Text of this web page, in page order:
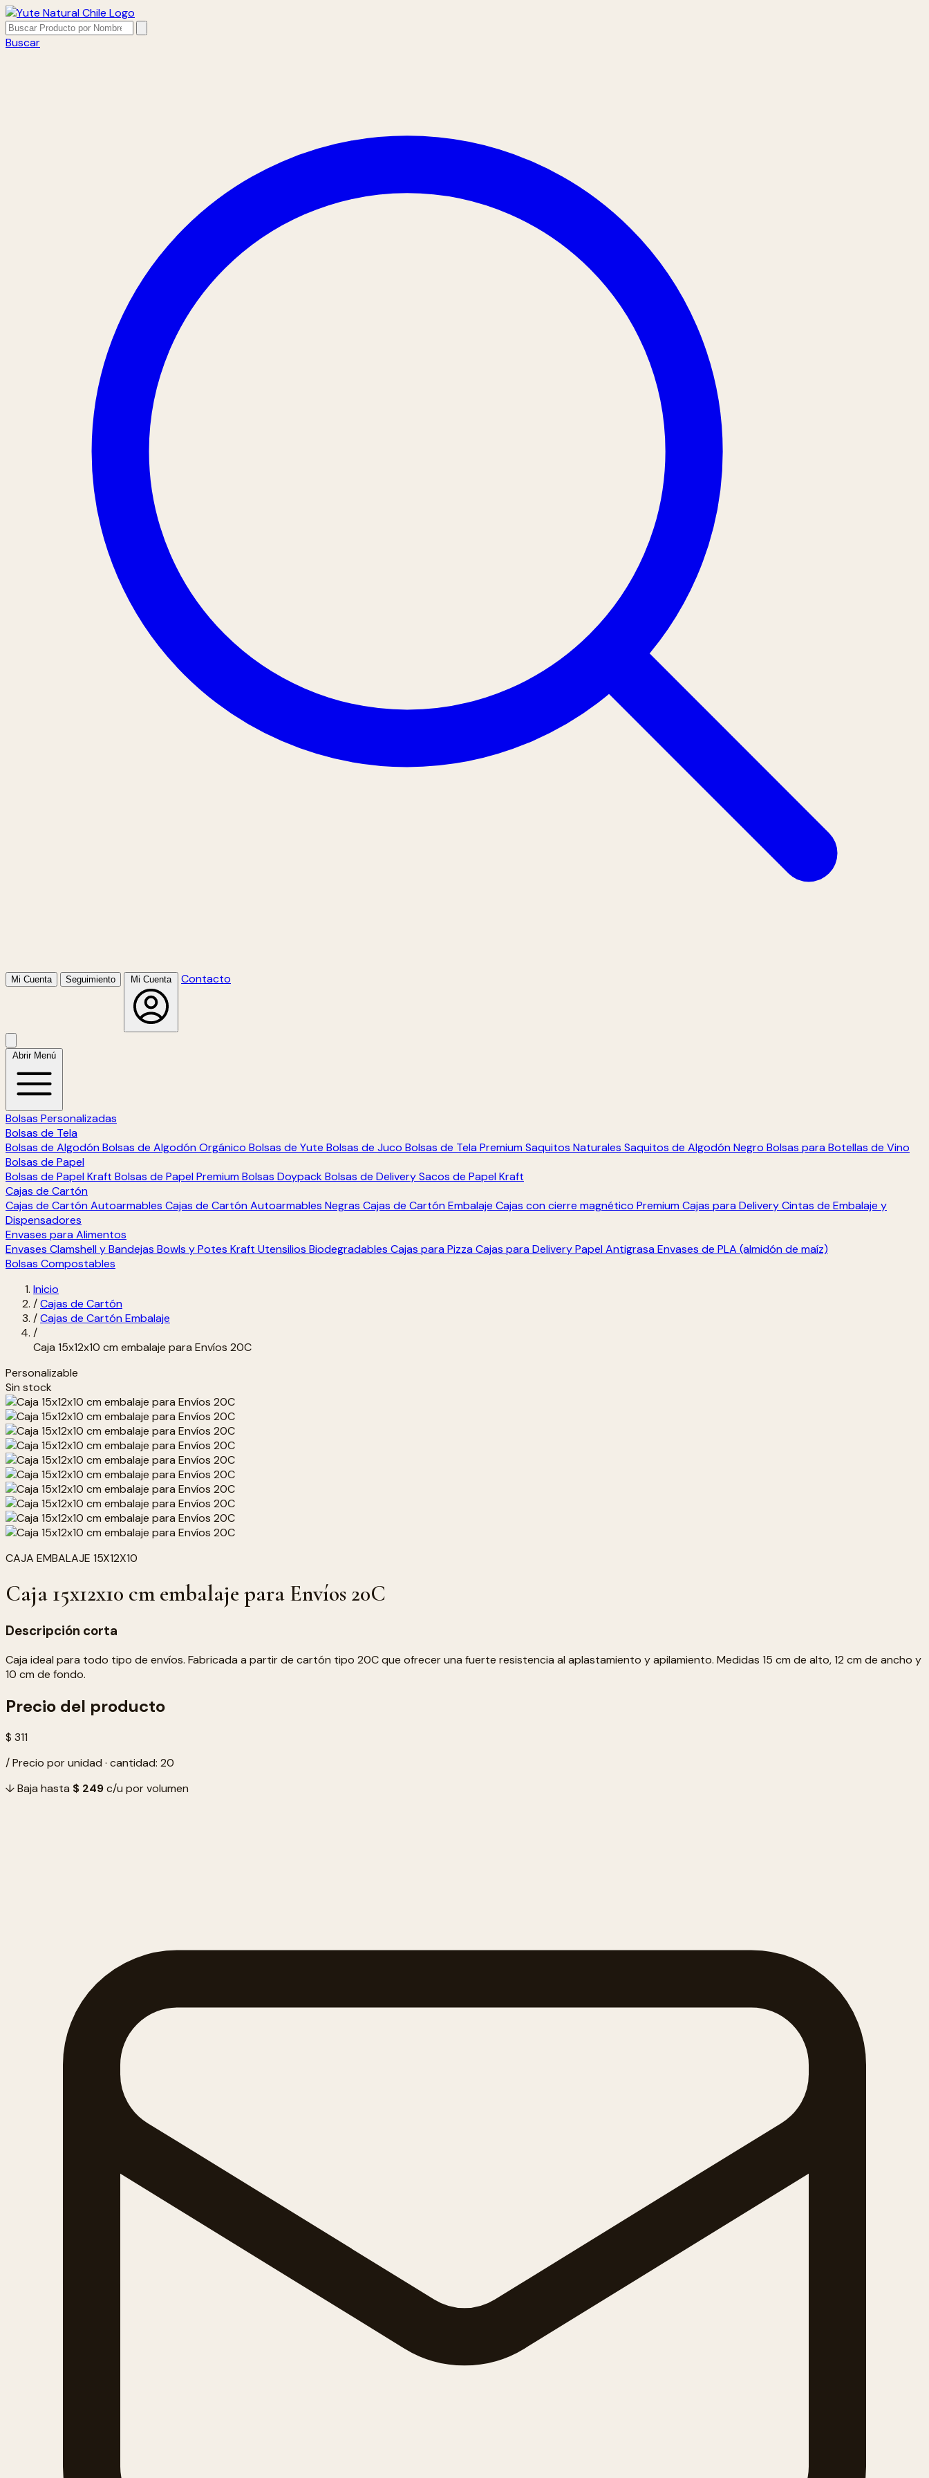
Buscar
Mi Cuenta Seguimiento Mi Cuenta Contacto
Abrir Menú
Bolsas Personalizadas
Bolsas de Tela
Bolsas de Algodón Bolsas de Algodón Orgánico Bolsas de Yute Bolsas de Juco Bolsas de Tela Premium Saquitos Naturales Saquitos de Algodón Negro Bolsas para Botellas de Vino
Bolsas de Papel
Bolsas de Papel Kraft Bolsas de Papel Premium Bolsas DoypackBolsas de DeliverySacos de Papel Kraft
Cajas de Cartón
Cajas de Cartón Autoarmables Cajas de Cartón Autoarmables Negras Cajas de Cartón Embalaje Cajas con cierre magnético Premium Cajas para DeliveryCintas de Embalaje y
Dispensadores
Envases para Alimentos
Envases Clamshell y Bandejas Bowls y Potes Kraft Utensilios Biodegradables Cajas para Pizza Cajas para DeliveryPapel Antigrasa Envases de PLA (almidón de maíz)
Bolsas Compostables
Inicio
/Cajas de Cartón
/Cajas de Cartón Embalaje
/
Caja 15x12x10 cm embalaje para Envíos 20C
Personalizable
Sin stock
CAJA EMBALAJE 15X12X10
Caja 15x12x10 cm embalaje para Envíos 20C
Descripción corta
Caja ideal para todo tipo de envíos. Fabricada a partir de cartón tipo 20C que ofrecer una fuerte resistencia al aplastamiento y apilamiento. Medidas 15 cm de alto, 12 cm de ancho y
10 cm de fondo.
Precio del producto
$ 311
/ Precio por unidad · cantidad: 20
↓ Baja hasta $ 249c/u por volumen